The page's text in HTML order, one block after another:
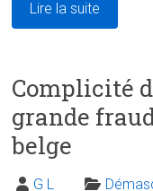
Lire la suite
Complicité
grande
belge
G L